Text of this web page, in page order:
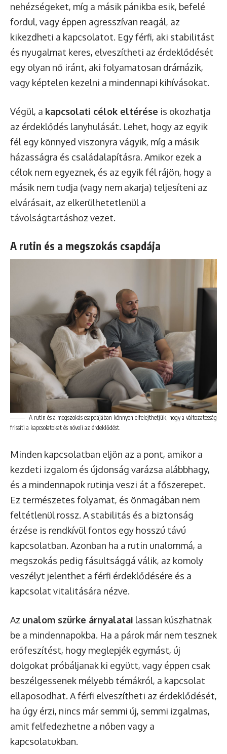
nehézségeket, míg a másik pánikba esik, befelé
fordul, vagy éppen agresszívan reagál, az
kikezdheti a kapcsolatot. Egy férfi, aki stabilitást
és nyugalmat keres, elveszítheti az érdeklődését
egy olyan nő iránt, aki folyamatosan drámázik,
vagy képtelen kezelni a mindennapi kihívásokat.
Végül, a kapcsolati célok eltérése is okozhatja
az érdeklődés lanyhulását. Lehet, hogy az egyik
fél egy könnyed viszonyra vágyik, míg a másik
házasságra és családalapításra. Amikor ezek a
célok nem egyeznek, és az egyik fél rájön, hogy a
másik nem tudja (vagy nem akarja) teljesíteni az
elvárásait, az elkerülhetetlenül a
távolságtartáshoz vezet.
A rutin és a megszokás csapdája
A rutin és a megszokás csapdájában könnyen elfelejthetjük, hogy a változatosság
frissíti a kapcsolatokat és növeli az érdeklődést.
Minden kapcsolatban eljön az a pont, amikor a
kezdeti izgalom és újdonság varázsa alábbhagy,
és a mindennapok rutinja veszi át a főszerepet.
Ez természetes folyamat, és önmagában nem
feltétlenül rossz. A stabilitás és a biztonság
érzése is rendkívül fontos egy hosszú távú
kapcsolatban. Azonban ha a rutin unalommá, a
megszokás pedig fásultsággá válik, az komoly
veszélyt jelenthet a férfi érdeklődésére és a
kapcsolat vitalitására nézve.
Az unalom szürke árnyalatai lassan kúszhatnak
be a mindennapokba. Ha a párok már nem tesznek
erőfeszítést, hogy meglepjék egymást, új
dolgokat próbáljanak ki együtt, vagy éppen csak
beszélgessenek mélyebb témákról, a kapcsolat
ellaposodhat. A férfi elveszítheti az érdeklődését,
ha úgy érzi, nincs már semmi új, semmi izgalmas,
amit felfedezhetne a nőben vagy a
kapcsolatukban.